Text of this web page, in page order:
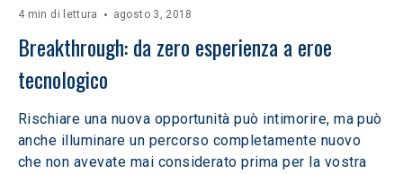
4 min di lettura agosto 3, 2018
Breakthrough: da zero esperienza a eroe
tecnologico
Rischiare una nuova opportunità può intimorire, ma può
anche illuminare un percorso completamente nuovo
che non avevate mai considerato prima per la vostra